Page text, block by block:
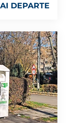
DEPARTE